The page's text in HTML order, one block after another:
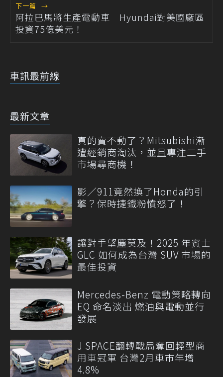
下一篇 →
阿拉巴馬將生產電動車 Hyundai對美國廠區
投資75億美元！
車訊最前線
最新文章
真的賣不動了？Mitsubishi漸
遭經銷商淘汰，並且專注二手
市場尋商機！
影／911竟然換了Honda的引
擎？保時捷鐵粉憤怒了！
讓對手望塵莫及！2025 年賓士
GLC 如何成為台灣 SUV 市場的
最佳投資
Mercedes-Benz 電動策略轉向
EQ 命名淡出 燃油與電動並行
發展
J SPACE翻轉戰局奪回輕型商
用車冠軍 台灣2月車市年增
4.8%